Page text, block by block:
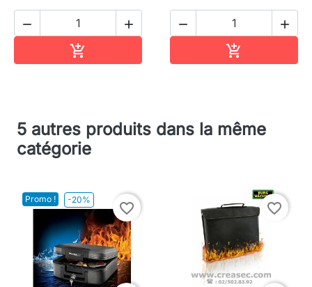
 

 

5 autres produits dans la même
catégorie
Promo ! -20%
favorite_border favorite_border